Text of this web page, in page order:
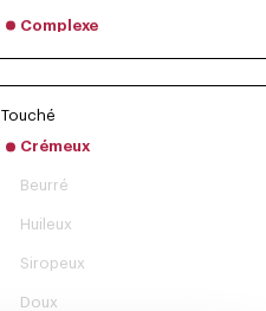
Complexe
Touché
Crémeux
Beurré
Huileux
Siropeux
Doux